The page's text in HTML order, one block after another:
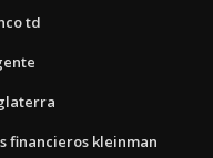
td
financieros kleinman